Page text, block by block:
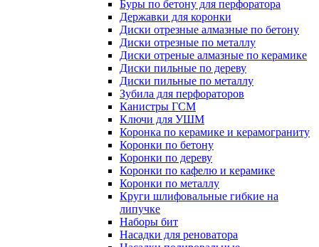
Буры по бетону для перфоратора
Державки для коронки
Диски отрезные алмазные по бетону
Диски отрезные по металлу
Диски отреные алмазные по керамике
Диски пильные по дереву
Диски пильные по металлу
Зубила для перфораторов
Канистры ГСМ
Ключи для УШМ
Коронка по керамике и керамограниту
Коронки по бетону
Коронки по дереву
Коронки по кафелю и керамике
Коронки по металлу
Круги шлифовальные гибкие на
липучке
Наборы бит
Насадки для реноватора